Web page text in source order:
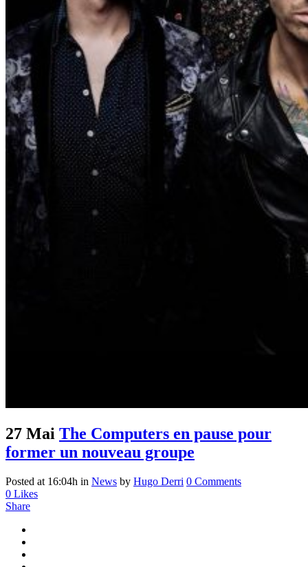
27 Mai The Computers en pause pour
former un nouveau groupe
Posted at 16:04h in News by Hugo Derri 0 Comments
0 Likes
Share